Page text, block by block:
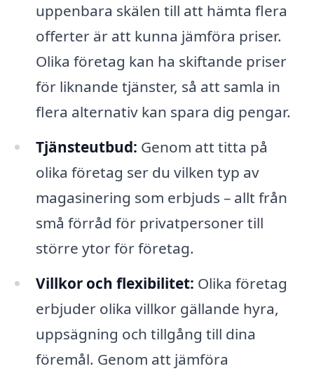
uppenbara skälen till att hämta flera
offerter är att kunna jämföra priser.
Olika företag kan ha skiftande priser
för liknande tjänster, så att samla in
flera alternativ kan spara dig pengar.
Tjänsteutbud: Genom att titta på
olika företag ser du vilken typ av
magasinering som erbjuds – allt från
små förråd för privatpersoner till
större ytor för företag.
Villkor och flexibilitet: Olika företag
erbjuder olika villkor gällande hyra,
uppsägning och tillgång till dina
föremål. Genom att jämföra